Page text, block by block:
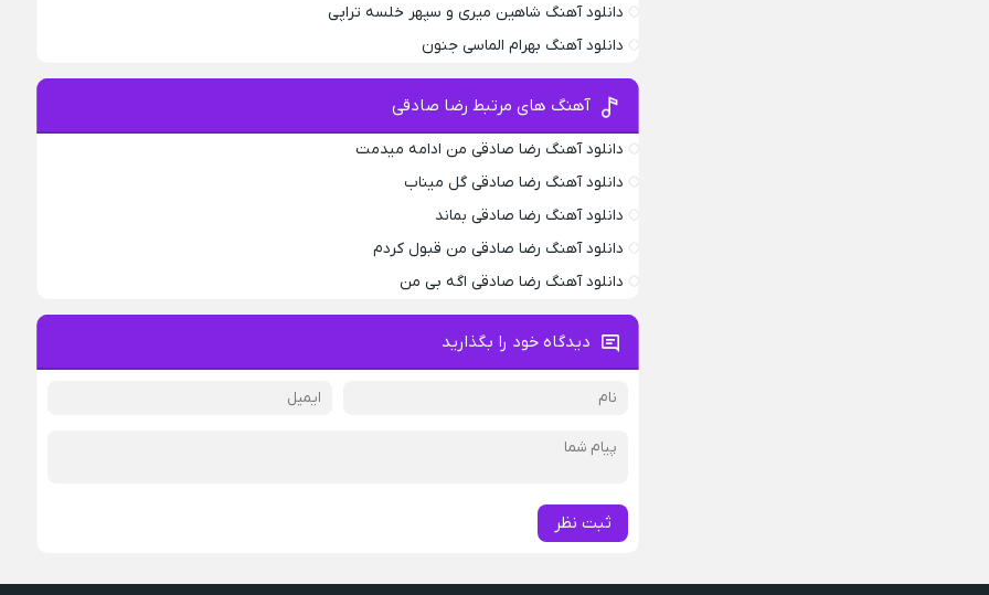
دانلود آهنگ شاهین میری و سپهر خلسه تراپی
دانلود آهنگ بهرام الماسی جنون
آهنگ های مرتبط رضا صادقی
دانلود آهنگ رضا صادقی من ادامه میدمت
دانلود آهنگ رضا صادقی گل میناب
دانلود آهنگ رضا صادقی بماند
دانلود آهنگ رضا صادقی من قبول کردم
دانلود آهنگ رضا صادقی اگه بی من
دیدگاه خود را بگذارید
ثبت نظر